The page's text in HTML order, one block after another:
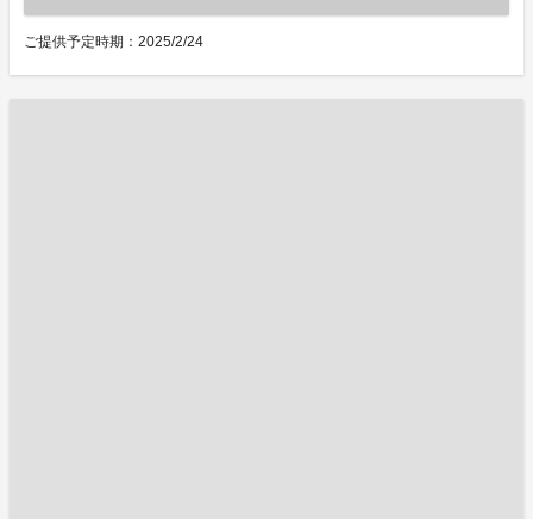
ご提供予定時期：2025/2/24